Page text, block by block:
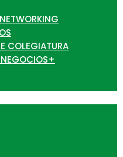
COLEGIATURA